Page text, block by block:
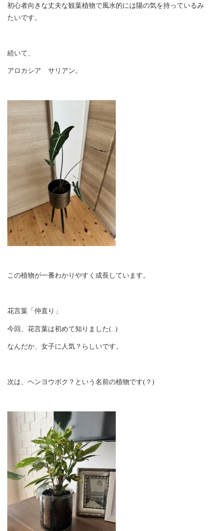
初心者向きな丈夫な観葉植物で風水的には陽の気を持っているみ
たいです。
続いて、
アロカシア サリアン。
この植物が一番わかりやすく成長しています。
花言葉「仲直り」
今回、花言葉は初めて知りました(..)
なんだか、女子に人気？らしいです。
次は、ヘンヨウボク？という名前の植物です(？)